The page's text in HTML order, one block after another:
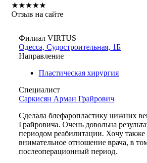
★★★★★
Отзыв на сайте
Филиал VIRTUS
Одесса, Судостроительная, 1Б
Направление
Пластическая хирургия
Специалист
Саркисян Арман Грайрович
Сделала блефаропластику нижних
Грайровича. Очень довольна
периодом реабилитации. Хочу также
внимательное отношение врача, в
послеоперационный период.